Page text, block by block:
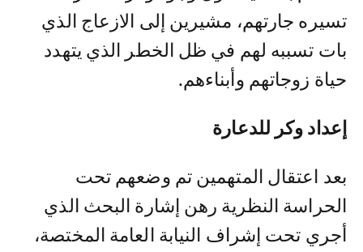
تسيره جارتهم، مشيرين إلى الازعاج الذي
بات تسببه لهم في ظل الخطر الذي يتهدد
حياة زوجاتهم وأبناءهم.
إعداد وكر للدعارة
بعد اعتقال المتهمين تم وضعهم تحت
الحراسة النظرية رهن إشارة البحث الذي
أجري تحت إشراف النيابة العامة المختصة،